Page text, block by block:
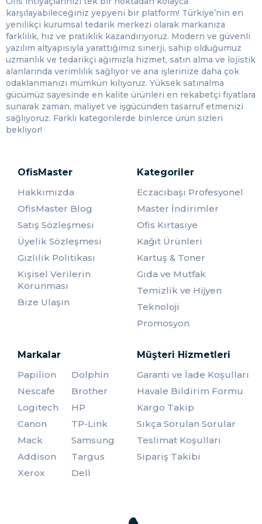
azaltarak çevrenin korunmasına katkıda bulunur.
Matara Kullanım Alanları
Çelik mataraların kullanım alanları oldukça geniştir. İşte
çelik mataraların yaygın olarak tercih edildiği alanlardan
bazıları:
Spor ve Egzersiz:Çelik mataralar, spor salonları, yoga
stüdyoları, koşu parkurları ve diğer egzersiz alanları için
ideal bir içecek taşıma çözümüdür. Hem su hem de spor
içecekleri gibi sıvıları içerisinde taşıyabilir,
çelik mataralar, içeceklerinizi yanınızda taşımanın kolay ve
yolculuklarında yanınıza alabileceğiniz pratik bir
aksesuardır.
Okul ve İş:Çelik mataralar, okulda veya işte su ihtiyacınızı
karşılamak için mükemmel bir seçenektir. Hem sağlıklı
şişelerin kullanımını azaltarak çevreye duyarlı bir tutum
sergileyebilirsiniz.
Matara Fiyatları Nedir ve Matara
Seçerken Dikkat Edilmesi
özelliklere bağlı olarak değişiklik gösterir. Kaliteli çelik
mataralar genellikle uzun ömürlüdür ve sıvıların sıcaklığını
uzun süre koruma yeteneği sunar. Matara seçerken
dikkat edilmesi gereken bazı önemli noktalar:
Malzeme Kalitesi:
Paslanmaz çelik mataralar,
dayanıklılığı ve hijyenik özellikleri nedeniyle tercih edilen
bir seçenektir. Yüksek kaliteli mataralar, içeceğinizi
etkilemeden uzun süre kullanım sağlar.
Matara kullanım amacınıza uygun bir
karşılayabileceğiniz yepyeni bir platform! Türkiye’nin en
yenilikçi kurumsal tedarik merkezi olarak markanıza
farklılık, hız ve pratiklik kazandırıyoruz. Modern ve güvenli
yazılım altyapısıyla yarattığımız sinerji, sahip olduğumuz
uzmanlık ve tedarikçi ağımızla hizmet, satın alma ve lojistik
alanlarında verimlilik sağlıyor ve ana işlerinize daha çok
odaklanmanızı mümkün kılıyoruz. Yüksek satınalma
gücümüz sayesinde en kalite ürünleri en rekabetçi fiyatlara
sunarak zaman, maliyet ve işgücünden tasarruf etmenizi
sağlıyoruz. Farklı kategorilerde binlerce ürün sizleri
bekliyor!
OfisMaster
Hakkımızda
OfisMaster Blog
Satış Sözleşmesi
Üyelik Sözleşmesi
Gizlilik Politikası
Kişisel Verilerin
Korunması
Bize Ulaşın
Kategoriler
Eczacıbaşı Profesyonel
Master İndirimler
Ofis Kırtasiye
Kağıt Ürünleri
Kartuş & Toner
Gıda ve Mutfak
Temizlik ve Hijyen
Teknoloji
Promosyon
Markalar
Papilion
Dolphin
Nescafe
Brother
Logitech
HP
Canon
TP-Link
Mack
Samsung
Addison
Targus
Xerox
Dell
Müşteri Hizmetleri
Garanti ve İade Koşulları
Havale Bildirim Formu
Kargo Takip
Sıkça Sorulan Sorular
Teslimat Koşulları
Sipariş Takibi